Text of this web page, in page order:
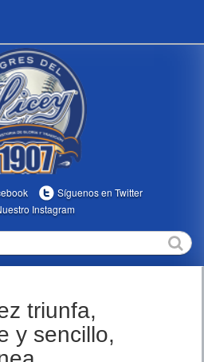
Síguenos en Twitter
Instagram
triunfa,
y sencillo,